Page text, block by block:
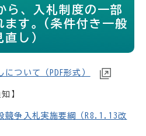
ら、入札制度の一部
ます。(条件付き一般
し）
ついて（PDF形式）
】
競争入札実施要綱（R8.1.13改